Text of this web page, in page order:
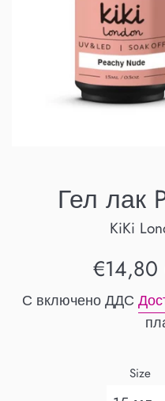
Гел лак
KiKi
Обичайна
€14,80
С включено ДДС
Size